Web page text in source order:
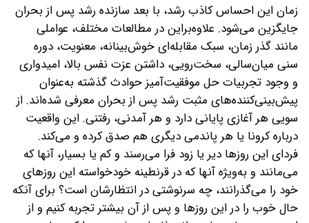
زمان این احساس کاذب رشد، با بعد سازنده رشد پس از بحران
جایگزین می‌شود. علاوه‌براین در مطالعات مختلف، عواملی
مانند گذر زمان، سبک مقابله‌ای خوش‌بینانه، معنویت، دوره
سنی میان‌سالی، سخت‌رویی، داشتن عزت نفس بالا، امیدواری
و وجود تجربیات حل موفقیت‌آمیز حوادث گذشته به‌عنوان
پیش‌بینی‌کننده‌های مثبت رشد پس از بحران معرفی شده‌اند. از
سویی هر آغازی پایانی دارد و هر آمدنی، رفتنی. این واقعیت
درباره کرونا یا هر پاندمی دیگری هم صدق کرده و می‌کند.
فردای این روزها دیر یا زود فرا می‌رسند و کم یا بسیار، آنها که
می‌مانند و به‌ویژه آنها که در قرنطینه خودخواسته این روزهای
خود را می‌گذرانند، چه سرنوشتی در انتظارشان است؟ برای آنکه
حال خوب را در این روزها و پس از آن بیشتر تجربه کنیم و از